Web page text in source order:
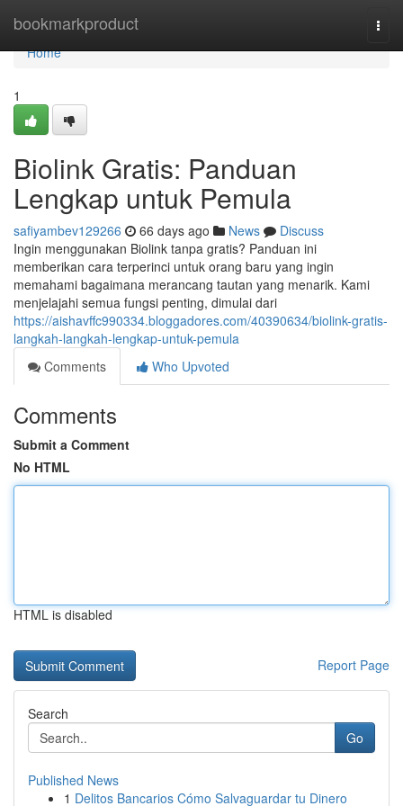
bookmarkproduct
Home
Home
1
Biolink Gratis: Panduan
Lengkap untuk Pemula
safiyambev129266 66 days ago News
Discuss
Ingin menggunakan Biolink tanpa gratis? Panduan ini
memberikan cara terperinci untuk orang baru yang ingin
memahami bagaimana merancang tautan yang menarik. Kami
menjelajahi semua fungsi penting, dimulai dari
https://aishavffc990334.bloggadores.com/40390634/biolink-gratis-
langkah-langkah-lengkap-untuk-pemula
Comments
Who Upvoted
Comments
Submit a Comment
No HTML
HTML is disabled
Report Page
Search
Go
Published News
1 Delitos Bancarios Cómo Salvaguardar tu Dinero